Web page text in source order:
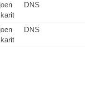
DNS
DNS